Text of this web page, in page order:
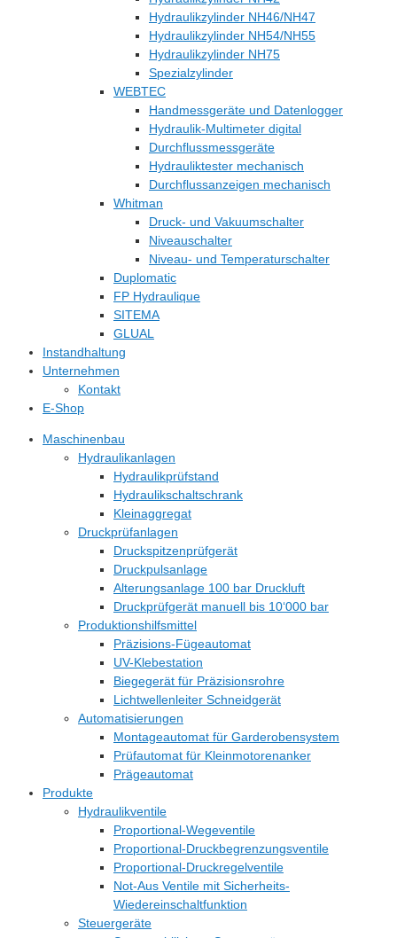
Hydraulikzylinder NH46/NH47
Hydraulikzylinder NH54/NH55
Hydraulikzylinder NH75
Spezialzylinder
WEBTEC
Handmessgeräte und Datenlogger
Hydraulik-Multimeter digital
Durchflussmessgeräte
Hydrauliktester mechanisch
Durchflussanzeigen mechanisch
Whitman
Druck- und Vakuumschalter
Niveauschalter
Niveau- und Temperaturschalter
Duplomatic
FP Hydraulique
SITEMA
GLUAL
Instandhaltung
Unternehmen
Kontakt
E-Shop
Maschinenbau
Hydraulikanlagen
Hydraulikprüfstand
Hydraulikschaltschrank
Kleinaggregat
Druckprüfanlagen
Druckspitzenprüfgerät
Druckpulsanlage
Alterungsanlage 100 bar Druckluft
Druckprüfgerät manuell bis 10‘000 bar
Produktionshilfsmittel
Präzisions-Fügeautomat
UV-Klebestation
Biegegerät für Präzisionsrohre
Lichtwellenleiter Schneidgerät
Automatisierungen
Montageautomat für Garderobensystem
Prüfautomat für Kleinmotorenanker
Prägeautomat
Produkte
Hydraulikventile
Proportional-Wegeventile
Proportional-Druckbegrenzungsventile
Proportional-Druckregelventile
Not-Aus Ventile mit Sicherheits-
Wiedereinschaltfunktion
Steuergeräte